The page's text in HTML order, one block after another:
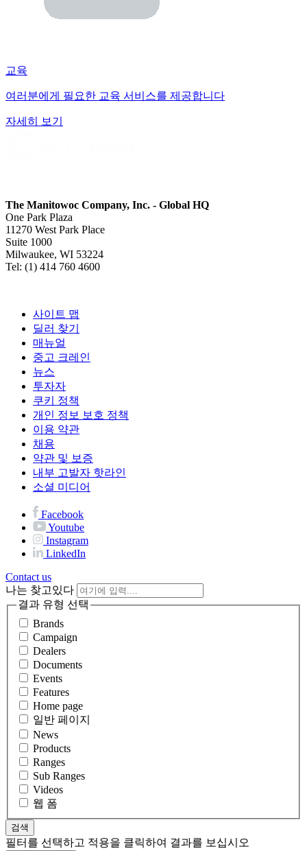
교육
여러분에게 필요한 교육 서비스를 제공합니다
자세히 보기
The Manitowoc Company, Inc. - Global HQ
One Park Plaza
11270 West Park Place
Suite 1000
Milwaukee, WI 53224
Tel: (1) 414 760 4600
사이트 맵
딜러 찾기
매뉴얼
중고 크레인
뉴스
투자자
쿠키 정책
개인 정보 보호 정책
이용 약관
채용
약관 및 보증
내부 고발자 핫라인
소셜 미디어
Facebook
Youtube
Instagram
LinkedIn
Contact us
나는 찾고있다
결과 유형 선택
Brands
Campaign
Dealers
Documents
Events
Features
Home page
일반 페이지
News
Products
Ranges
Sub Ranges
Videos
웹 폼
필터를 선택하고 적용을 클릭하여 결과를 보십시오